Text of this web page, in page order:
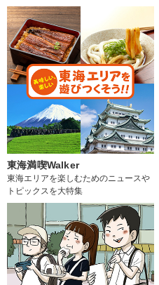
東海満喫Walker
東海エリアを楽しむためのニュースや
トピックスを大特集